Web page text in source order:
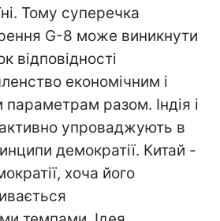
Тому суперечка
G-8 може виникнути
відповідності
економічним і
разом. Індія і
упроваджують в
демократії. Китай -
хоча його